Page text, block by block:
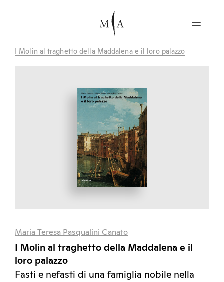
I Molin al traghetto della Maddalena e il loro palazzo
Maria Teresa Pasqualini Canato
I Molin al traghetto della Maddalena e il
loro palazzo
Fasti e nefasti di una famiglia nobile nella